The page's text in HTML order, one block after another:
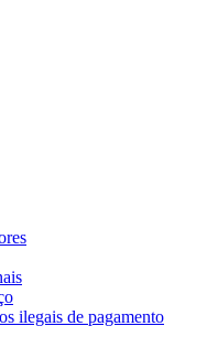
ilegais de pagamento